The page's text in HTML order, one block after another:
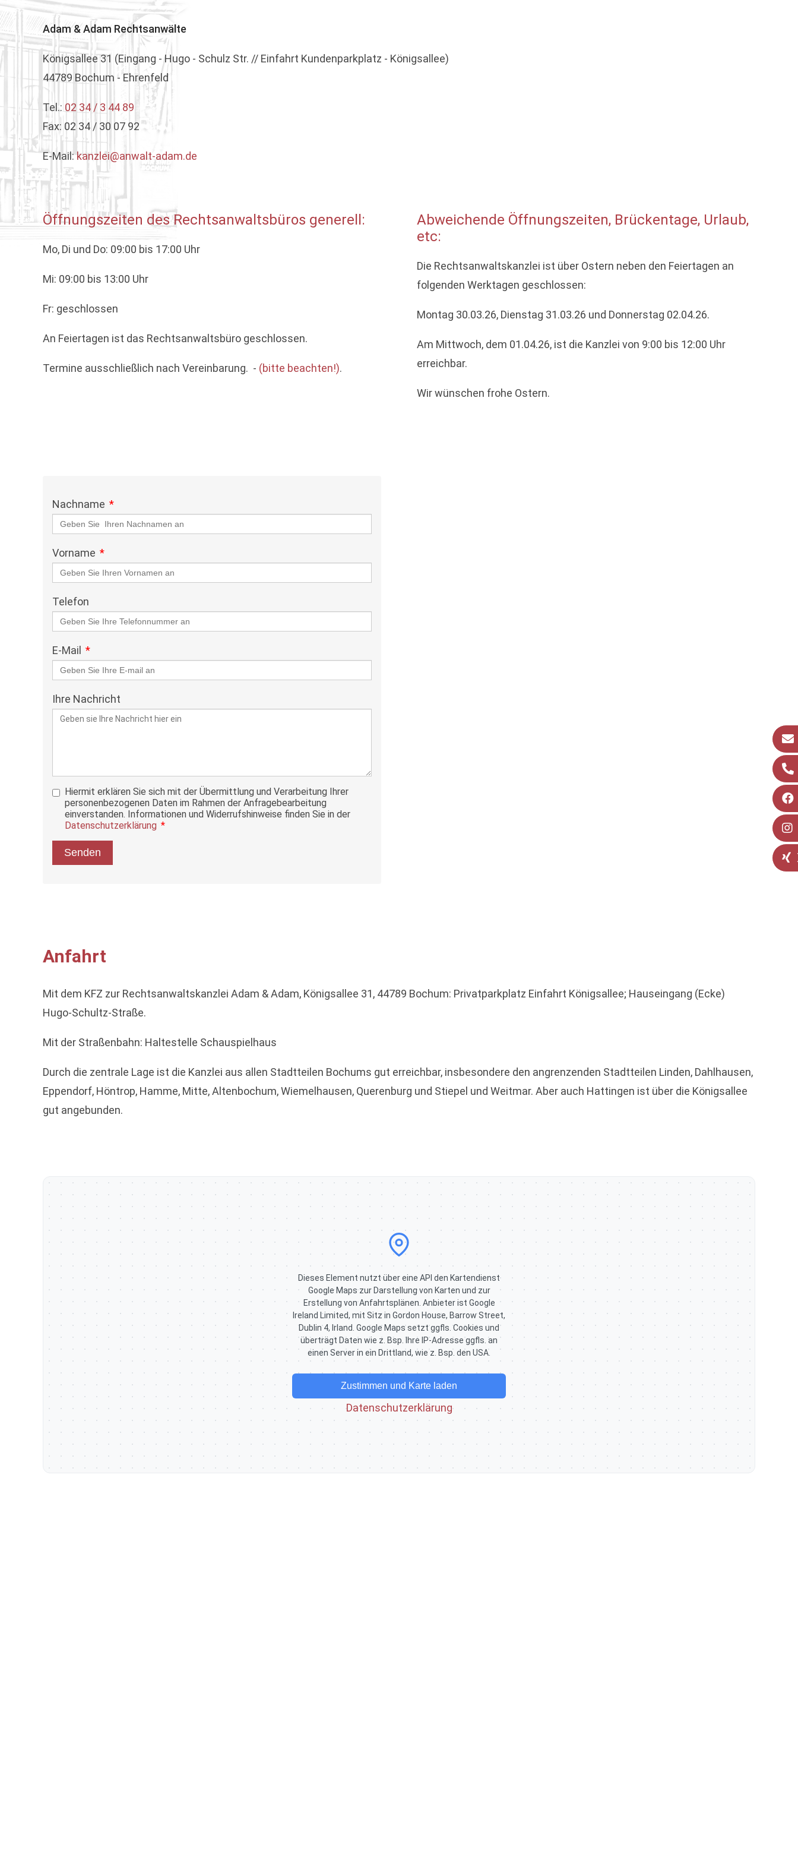
Adam & Adam Rechtsanwälte
Königsallee 31 (Eingang - Hugo - Schulz Str. // Einfahrt Kundenparkplatz - Königsallee)
44789 Bochum - Ehrenfeld
Tel.: 02 34 / 3 44 89
Fax: 02 34 / 30 07 92
E-Mail:kanzlei@anwalt-adam.de
Öffnungszeiten des Rechtsanwaltsbüros generell:
Mo, Di und Do: 09:00 bis 17:00 Uhr
Mi: 09:00 bis 13:00 Uhr
Fr: geschlossen
An Feiertagen ist das Rechtsanwaltsbüro geschlossen.
Termine ausschließlich nach Vereinbarung. - (bitte beachten!).
Abweichende Öffnungszeiten, Brückentage, Urlaub,
etc:
Die Rechtsanwaltskanzlei ist über Ostern neben den Feiertagen an
folgenden Werktagen geschlossen:
Montag 30.03.26, Dienstag 31.03.26 und Donnerstag 02.04.26.
Am Mittwoch, dem 01.04.26, ist die Kanzlei von 9:00 bis 12:00 Uhr
erreichbar.
Wir wünschen frohe Ostern.
Nachname
Vorname
Telefon
E-Mail
Ihre Nachricht
Hiermit erklären Sie sich mit der Übermittlung und Verarbeitung Ihrer
personenbezogenen Daten im Rahmen der Anfragebearbeitung
einverstanden. Informationen und Widerrufshinweise finden Sie in der
Datenschutzerklärung
Senden
Anfahrt
Mit dem KFZ zur Rechtsanwaltskanzlei Adam & Adam, Königsallee 31, 44789 Bochum: Privatparkplatz Einfahrt Königsallee; Hauseingang (Ecke)
Hugo-Schultz-Straße.
Mit der Straßenbahn: Haltestelle Schauspielhaus
Durch die zentrale Lage ist die Kanzlei aus allen Stadtteilen Bochums gut erreichbar, insbesondere den angrenzenden Stadtteilen Linden, Dahlhausen,
Eppendorf, Höntrop, Hamme, Mitte, Altenbochum, Wiemelhausen, Querenburg und Stiepel und Weitmar. Aber auch Hattingen ist über die Königsallee
gut angebunden.
Dieses Element nutzt über eine API den Kartendienst
Google Maps zur Darstellung von Karten und zur
Erstellung von Anfahrtsplänen. Anbieter ist Google
Ireland Limited, mit Sitz in Gordon House, Barrow Street,
Dublin 4, Irland. Google Maps setzt ggfls. Cookies und
überträgt Daten wie z. Bsp. Ihre IP-Adresse ggfls. an
einen Server in ein Drittland, wie z. Bsp. den USA.
Zustimmen und Karte laden
Datenschutzerklärung